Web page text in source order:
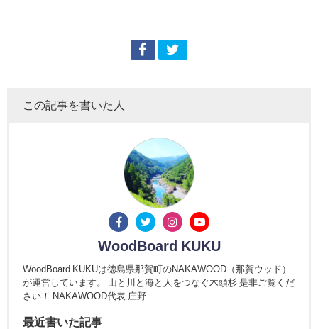
この記事を書いた人
WoodBoard KUKU
WoodBoard KUKUは徳島県那賀町のNAKAWOOD（那賀ウッド）
が運営しています。 山と川と海と人をつなぐ木頭杉 是非ご覧くだ
さい！ NAKAWOOD代表 庄野
最近書いた記事